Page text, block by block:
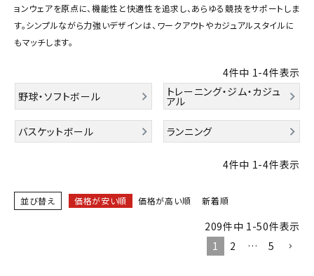
アイテムから選ぶ
SALE品はこちら
INFORMATIOM
お問い合わせ
ョンウェアを原点に、機能性と快適性を追求し、あらゆる競技をサポートしま
す。シンプルながら力強いデザインは、ワークアウトやカジュアルスタイルに
もマッチします。
4件中 1-4件表示
野球・ソフトボール
トレーニング・ジム・カジュ
アル
バスケットボール ランニング
4件中 1-4件表示
並び替え 価格が安い順 価格が高い順 新着順
209件中 1-50件表示
1
2 … 5